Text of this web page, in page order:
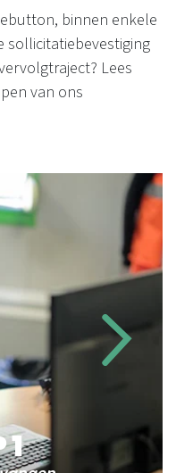
binnen enkele
sollicitatiebevestiging
Lees
van ons
1